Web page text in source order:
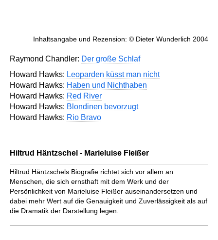
Inhaltsangabe und Rezension: © Dieter Wunderlich 2004
Raymond Chandler: Der große Schlaf
Howard Hawks: Leoparden küsst man nicht
Howard Hawks: Haben und Nichthaben
Howard Hawks: Red River
Howard Hawks: Blondinen bevorzugt
Howard Hawks: Rio Bravo
Hiltrud Häntzschel - Marieluise Fleißer
Hiltrud Häntzschels Biografie richtet sich vor allem an
Menschen, die sich ernsthaft mit dem Werk und der
Persönlichkeit von Marieluise Fleißer auseinandersetzen und
dabei mehr Wert auf die Genauigkeit und Zuverlässigkeit als auf
die Dramatik der Darstellung legen.